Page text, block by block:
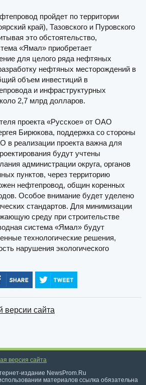
пройдет по территории
край), Тазовского и Пуровского
это обстоятельство,
«Ямал» приобретает
для целого ряда нефтяных
нефтяных месторождений в
объем инвестиций в
и инфраструктурных
2,7 млрд долларов.
проекта «Русское» от ОАО
Бирюкова, поддержка со стороны
в реализации проекта важна для
будут учтены
администрации округа, органов
пунктов, через территорию
нефтепровод, общин коренных
Особое внимание будет уделено
стандартов. Для минимизации
среду при строительстве
система «Ямал» будут
технологические решения,
нарушения экологического
версии сайта
версия сайта
издание NewsProm.Ru
материалов ссылка обязательна